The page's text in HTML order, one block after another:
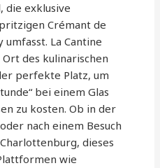
die exklusive
Crémant de
La Cantine
Ort des kulinarischen
perfekte Platz, um
bei einem Glas
zu kosten. Ob in der
nach einem Besuch
dieses
wie